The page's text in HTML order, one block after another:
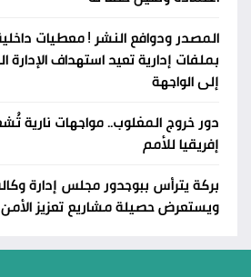
المصدر ودوافع النشر ! معطيات
بملفات إدارية تعيد استهداف
إلى الواجهة
دور خروج المغلوب.. مواجهات
إفريقيا للأمم
بركة يترأس ببوجدور مجلس إدارة
ويستعرض حصيلة مشاريع تعزيز الأمن